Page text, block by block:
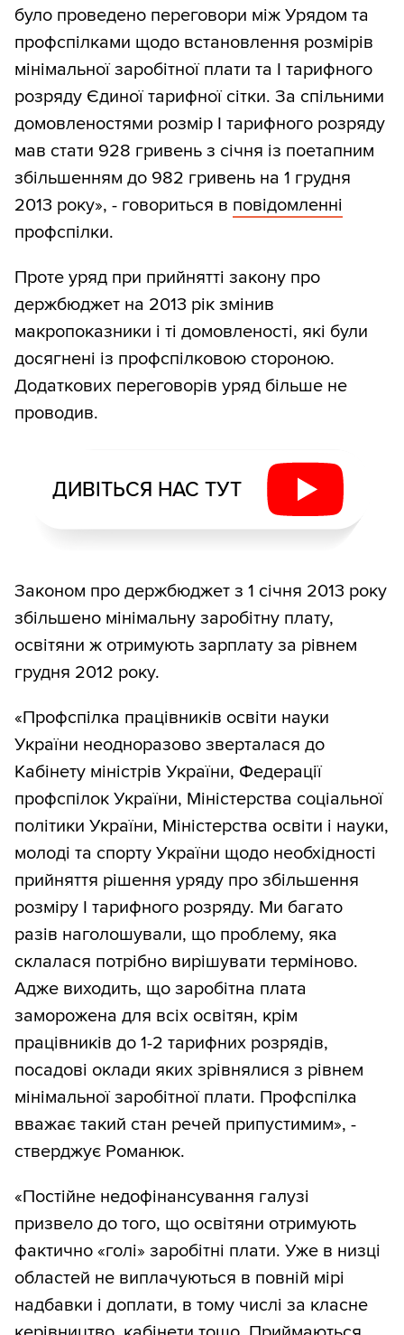
було проведено переговори між Урядом та
профспілками щодо встановлення розмірів
мінімальної заробітної плати та І тарифного
розряду Єдиної тарифної сітки. За спільними
домовленостями розмір І тарифного розряду
мав стати 928 гривень з січня із поетапним
збільшенням до 982 гривень на 1 грудня
2013 року», - говориться в повідомленні
профспілки.
Проте уряд при прийнятті закону про
держбюджет на 2013 рік змінив
макропоказники і ті домовленості, які були
досягнені із профспілковою стороною.
Додаткових переговорів уряд більше не
проводив.
ДИВІТЬСЯ НАС ТУТ
Законом про держбюджет з 1 січня 2013 року
збільшено мінімальну заробітну плату,
освітяни ж отримують зарплату за рівнем
грудня 2012 року.
«Профспілка працівників освіти науки
України неодноразово зверталася до
Кабінету міністрів України, Федерації
профспілок України, Міністерства соціальної
політики України, Міністерства освіти і науки,
молоді та спорту України щодо необхідності
прийняття рішення уряду про збільшення
розміру І тарифного розряду. Ми багато
разів наголошували, що проблему, яка
склалася потрібно вирішувати терміново.
Адже виходить, що заробітна плата
заморожена для всіх освітян, крім
працівників до 1-2 тарифних розрядів,
посадові оклади яких зрівнялися з рівнем
мінімальної заробітної плати. Профспілка
вважає такий стан речей припустимим», -
стверджує Романюк.
«Постійне недофінансування галузі
призвело до того, що освітяни отримують
фактично «голі» заробітні плати. Уже в низці
областей не виплачуються в повній мірі
надбавки і доплати, в тому числі за класне